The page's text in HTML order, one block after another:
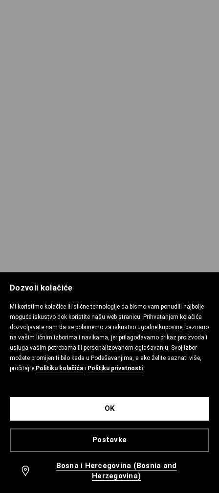
Dozvoli kolačiće
Mi koristimo kolačiće ili slične tehnologije da bismo vam ponudili najbolje
moguće iskustvo dok koristite našu web stranicu. Prihvatanjem kolačića
dozvoljavate nam da se pobrinemo za iskustvo ugodne kupovine, bazirano
na vašim ličnim izborima i navikama, jer prilagođavamo prikaz proizvoda i
usluga vašim potrebama ili personalizovanom oglašavanju. Svoj izbor
možete promijeniti bilo kada u Podešavanjima, a ako želite saznati više,
pročitajte Politiku kolačića i Politiku privatnosti.
Postavke
OK
Bosna i Hercegovina (Bosnia and
Herzegovina)